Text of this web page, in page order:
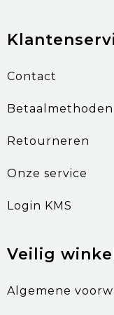
Contact
Betaalmethoden
Retourneren
Onze service
Login KMS
Veilig
Algemene